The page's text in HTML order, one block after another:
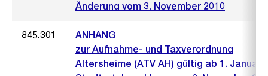
Änderung vom 3. November 2010
845.301
ANHANG
zur Aufnahme- und Taxverordnung
Altersheime (ATV AH) gültig ab 1. Januar